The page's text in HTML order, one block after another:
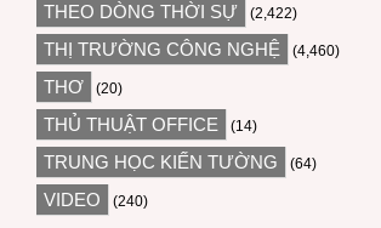
THEO DÒNG THỜI SỰ (2,422)
THỊ TRƯỜNG CÔNG NGHỆ (4,460)
THƠ (20)
THỦ THUẬT OFFICE (14)
TRUNG HỌC KIẾN TƯỜNG (64)
VIDEO (240)